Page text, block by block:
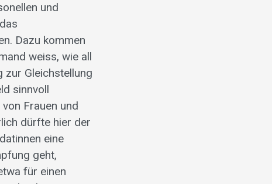
und
Dazu kommen
weiss, wie all
zur Gleichstellung
sinnvoll
Frauen und
dürfte hier der
eine
geht,
für einen